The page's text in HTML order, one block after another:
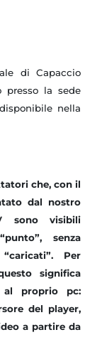
di Capaccio
presso la sede
nella
che, con il
dal nostro
sono visibili
senza
Per
significa
al proprio pc:
del player,
a partire da